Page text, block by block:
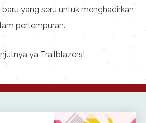
yang seru untuk menghadirkan
pertempuran.
ya Trailblazers!